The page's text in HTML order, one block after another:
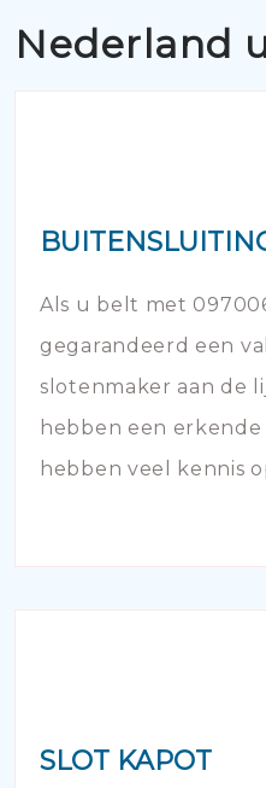
Nederland
Als u belt met
gegarandeerd een
slotenmaker aan de
hebben een
hebben veel kennis
SLOT KAPOT